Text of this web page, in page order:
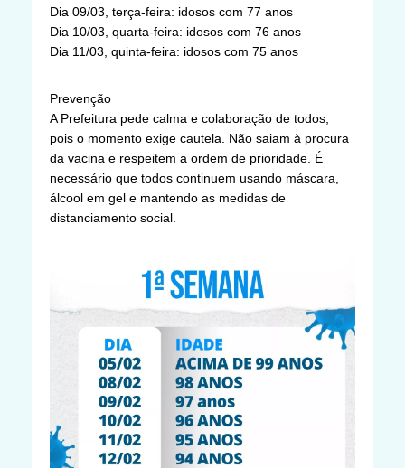
Dia 09/03, terça-feira: idosos com 77 anos
Dia 10/03, quarta-feira: idosos com 76 anos
Dia 11/03, quinta-feira: idosos com 75 anos
Prevenção
A Prefeitura pede calma e colaboração de todos,
pois o momento exige cautela. Não saiam à procura
da vacina e respeitem a ordem de prioridade. É
necessário que todos continuem usando máscara,
álcool em gel e mantendo as medidas de
distanciamento social.